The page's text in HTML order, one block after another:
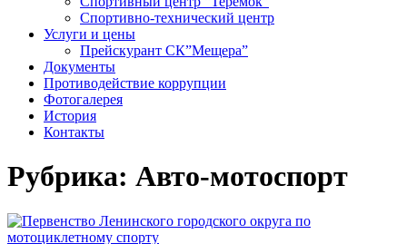
Спортивно-технический центр
Услуги и цены
Прейскурант СК”Мещера”
Документы
Противодействие коррупции
Фотогалерея
История
Контакты
Рубрика: Авто-мотоспорт